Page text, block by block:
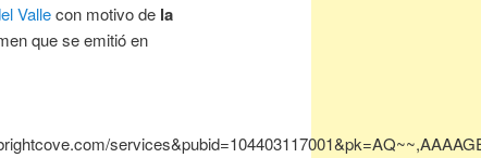
Vallecon motivo de la
que se emitió en